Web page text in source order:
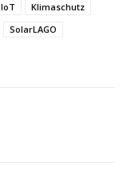
IoT
Klimaschutz
SolarLAGO